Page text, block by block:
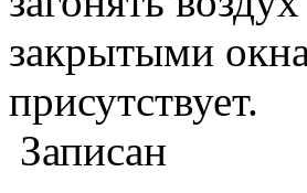
закрытыми
присутствует.
Записан